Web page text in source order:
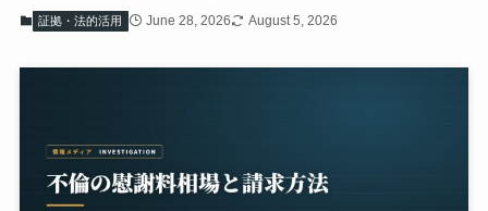
証拠・法的活用 June 28, 2026 August 5, 2026